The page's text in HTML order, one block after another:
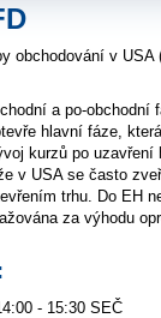
obchodování v
a po-
hlavní fáze,
kurzů po
v USA se často
trhu. Do EH
za výhodu
- 15:30 SEČ